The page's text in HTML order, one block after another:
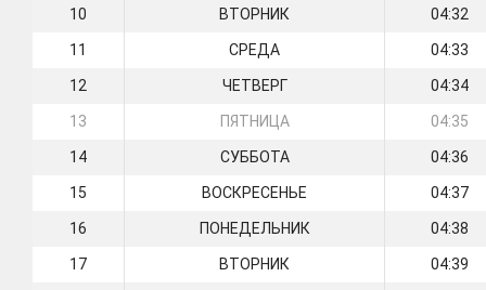
10 ВТОРНИК 04:32
11 СРЕДА 04:33
12 ЧЕТВЕРГ 04:34
13 ПЯТНИЦА 04:35
14 СУББОТА 04:36
15 ВОСКРЕСЕНЬЕ 04:37
16 ПОНЕДЕЛЬНИК 04:38
17 ВТОРНИК 04:39